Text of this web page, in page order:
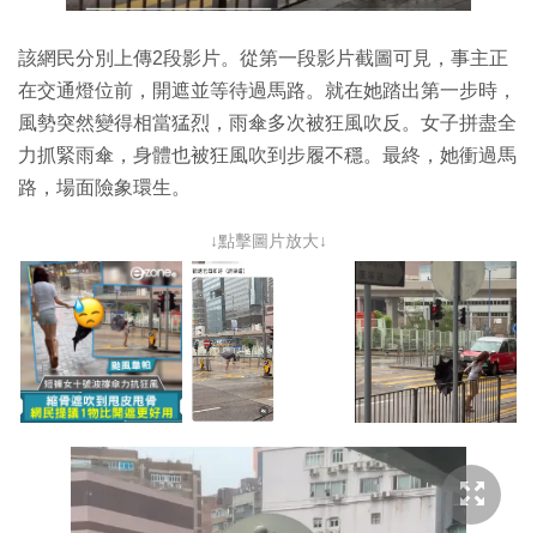
該網民分別上傳2段影片。從第一段影片截圖可見，事主正
在交通燈位前，開遮並等待過馬路。就在她踏出第一步時，
風勢突然變得相當猛烈，雨傘多次被狂風吹反。女子拼盡全
力抓緊雨傘，身體也被狂風吹到步履不穩。最終，她衝過馬
路，場面險象環生。
↓點擊圖片放大↓